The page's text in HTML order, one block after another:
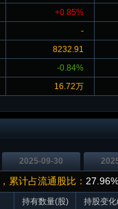
+0.85%
-
8232.91
-0.84%
16.72万
2025-09-30
，累计占流通股比： 27.96%
持有数量(股) 持股变化